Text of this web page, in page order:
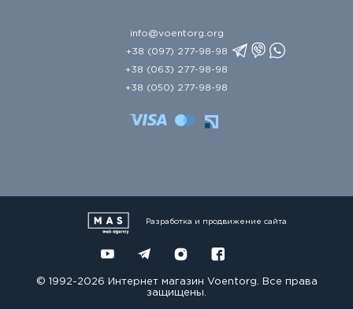
info@voentorg.org
+38 (097) 277-98-98
+38 (063) 277-98-98
+38 (050) 277-98-98
© 1992-2026 Интернет магазин Voentorg. Все права
защищены.
Разработка и продвижение сайта